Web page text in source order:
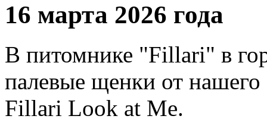
16 марта 2026 года
В питомнике "Fillari" в
палевые щенки от
Fillari Look at Me.